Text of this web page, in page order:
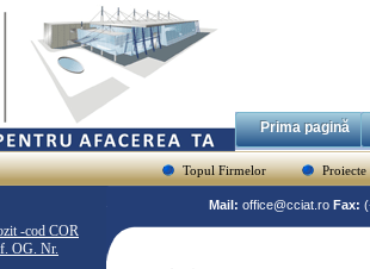
Prima pagină
Topul Firmelor Proiecte
-cod COR
OG. Nr.
Mail: office@cciat.ro Fax: